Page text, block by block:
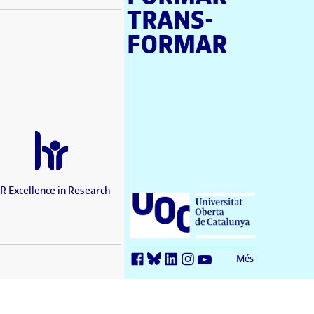
nova)
una finestra nova)
nova)
finestra nova)
finestra nova)
nova)
Excellence in Research
TRANS­
FORMAR
Universitat Oberta de Catalunya (UOC)
Més
finestra nova)